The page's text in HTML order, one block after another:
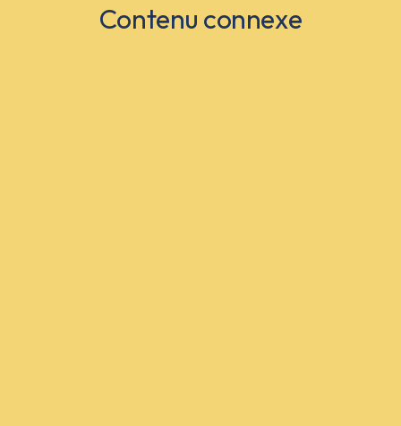
Contenu connexe